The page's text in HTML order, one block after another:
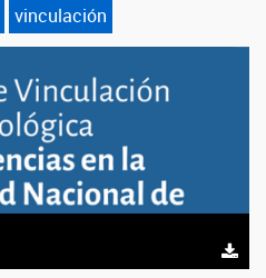
vinculación